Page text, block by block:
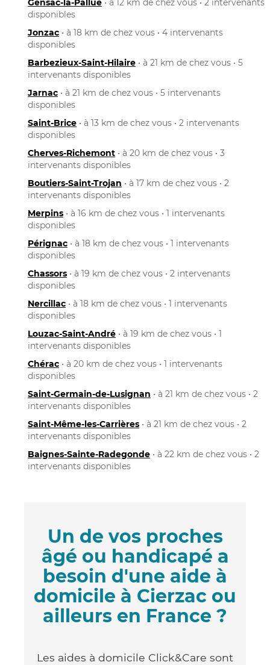
Gensac-la-Pallue • à 12 km de chez vous • 2 intervenants
disponibles
Jonzac • à 18 km de chez vous • 4 intervenants
disponibles
Barbezieux-Saint-Hilaire • à 21 km de chez vous • 5
intervenants disponibles
Jarnac • à 21 km de chez vous • 5 intervenants
disponibles
Saint-Brice • à 13 km de chez vous • 2 intervenants
disponibles
Cherves-Richemont • à 20 km de chez vous • 3
intervenants disponibles
Boutiers-Saint-Trojan • à 17 km de chez vous • 2
intervenants disponibles
Merpins • à 16 km de chez vous • 1 intervenants
disponibles
Pérignac • à 18 km de chez vous • 1 intervenants
disponibles
Chassors • à 19 km de chez vous • 2 intervenants
disponibles
Nercillac • à 18 km de chez vous • 1 intervenants
disponibles
Louzac-Saint-André • à 19 km de chez vous • 1
intervenants disponibles
Chérac • à 20 km de chez vous • 1 intervenants
disponibles
Saint-Germain-de-Lusignan • à 21 km de chez vous • 2
intervenants disponibles
Saint-Même-les-Carrières • à 21 km de chez vous • 2
intervenants disponibles
Baignes-Sainte-Radegonde • à 22 km de chez vous • 2
intervenants disponibles
Un de vos proches
âgé ou handicapé a
besoin d'une aide à
domicile à Cierzac ou
ailleurs en France ?
Les aides à domicile Click&Care sont